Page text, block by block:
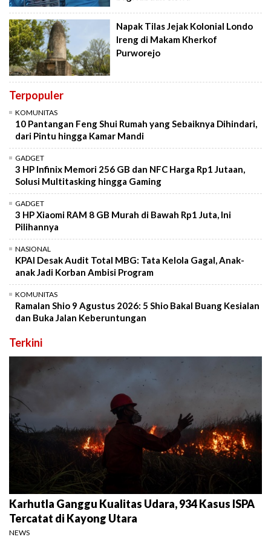
Napak Tilas Jejak Kolonial Londo
Ireng di Makam Kherkof
Purworejo
Terpopuler
KOMUNITAS
10 Pantangan Feng Shui Rumah yang Sebaiknya Dihindari,
dari Pintu hingga Kamar Mandi
GADGET
3 HP Infinix Memori 256 GB dan NFC Harga Rp1 Jutaan,
Solusi Multitasking hingga Gaming
GADGET
3 HP Xiaomi RAM 8 GB Murah di Bawah Rp1 Juta, Ini
Pilihannya
NASIONAL
KPAI Desak Audit Total MBG: Tata Kelola Gagal, Anak-
anak Jadi Korban Ambisi Program
KOMUNITAS
Ramalan Shio 9 Agustus 2026: 5 Shio Bakal Buang Kesialan
dan Buka Jalan Keberuntungan
Terkini
Karhutla Ganggu Kualitas Udara, 934 Kasus ISPA
Tercatat di Kayong Utara
NEWS